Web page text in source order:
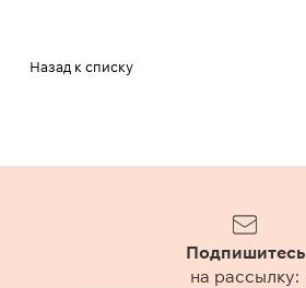
Назад к списку
Подпишитесь
на рассылку: